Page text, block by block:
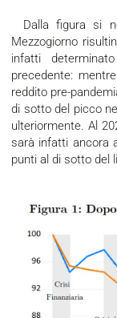
Dalla figura si nota come le prospettive di ripresa per il
Mezzogiorno
infatti
precedente:
reddito pre-
di sotto del picco
ulteriormente. Al
sarà infatti ancora
punti al di sotto del